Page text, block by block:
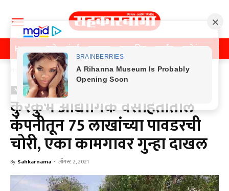
Home पुणे मुंबई महाराष्ट्र राजकीय क्राईम मनोरंजन
Home Previos News
Previos News
कुरकुंभ औद्योगिक वसाहतीतील
कंपनीतून 75 लाखांच्या पावडरची
चोरी, एका कामगावर गुन्हा दाखल
By Sahkarnama - ऑगस्ट 2, 2021